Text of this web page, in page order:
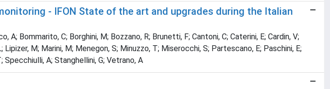
- IFON State of the art and upgrades during the Italian
A; Bommarito, C; Borghini, M; Bozzano, R; Brunetti, F; Cantoni, C; Caterini, E; Cardin, V;
Lipizer, M; Marini, M; Menegon, S; Minuzzo, T; Miserocchi, S; Partescano, E; Paschini, E;
Specchiulli, A; Stanghellini, G; Vetrano, A